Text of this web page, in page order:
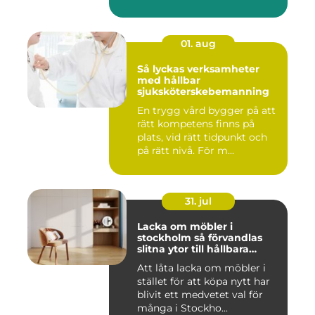
01. aug
Så lyckas verksamheter
med hållbar
sjuksköterskebemanning
En trygg vård bygger på att
rätt kompetens finns på
plats, vid rätt tidpunkt och
på rätt nivå. För m...
31. jul
Lacka om möbler i
stockholm så förvandlas
slitna ytor till hållbara
Att låta lacka om möbler i
stället för att köpa nytt har
blivit ett medvetet val för
många i Stockho...